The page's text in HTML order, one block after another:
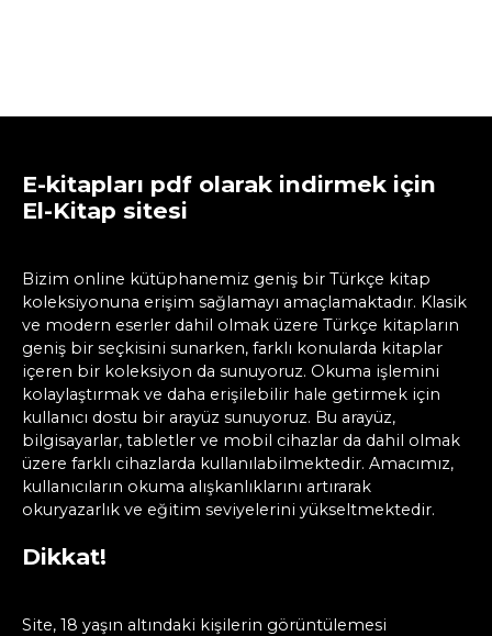
E-kitapları pdf olarak indirmek için
El-Kitap sitesi
Bizim online kütüphanemiz geniş bir Türkçe kitap
koleksiyonuna erişim sağlamayı amaçlamaktadır. Klasik
ve modern eserler dahil olmak üzere Türkçe kitapların
geniş bir seçkisini sunarken, farklı konularda kitaplar
içeren bir koleksiyon da sunuyoruz. Okuma işlemini
kolaylaştırmak ve daha erişilebilir hale getirmek için
kullanıcı dostu bir arayüz sunuyoruz. Bu arayüz,
bilgisayarlar, tabletler ve mobil cihazlar da dahil olmak
üzere farklı cihazlarda kullanılabilmektedir. Amacımız,
kullanıcıların okuma alışkanlıklarını artırarak
okuryazarlık ve eğitim seviyelerini yükseltmektedir.
Dikkat!
Site, 18 yaşın altındaki kişilerin görüntülemesi